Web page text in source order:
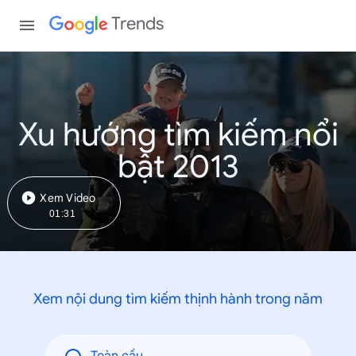
Trends
Xu hướng tìm kiếm nổi
bật 2013
Xem Video
01:31
Xem nội dung tìm kiếm thịnh hành trong năm